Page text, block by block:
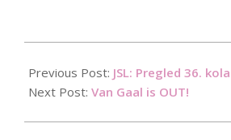
05-
22
Previous Post: JSL: Pregled 36. kola
Next Post: Van Gaal is OUT!